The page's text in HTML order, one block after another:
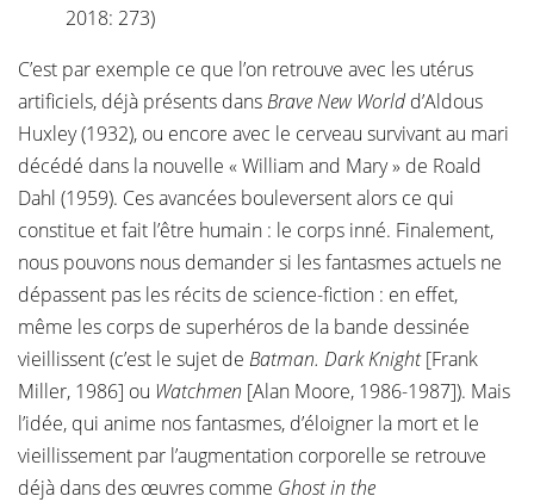
2018: 273)
C’est par exemple ce que l’on retrouve avec les utérus
artificiels, déjà présents dansBrave New Worldd’Aldous
Huxley (1932), ou encore avec le cerveau survivant au mari
décédé dans la nouvelle « William and Mary » de Roald
Dahl (1959). Ces avancées bouleversent alors ce qui
constitue et fait l’être humain : le corps inné. Finalement,
nous pouvons nous demander si les fantasmes actuels ne
dépassent pas les récits de science-fiction : en effet,
même les corps de superhéros de la bande dessinée
vieillissent (c’est le sujet de Batman. Dark Knight[Frank
Miller, 1986] ou Watchmen [Alan Moore, 1986-1987]). Mais
l’idée, qui anime nos fantasmes, d’éloigner la mort et le
vieillissement par l’augmentation corporelle se retrouve
déjà dans des œuvres comme Ghost in the